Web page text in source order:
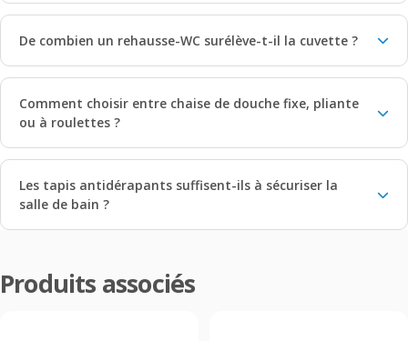
De combien un rehausse-WC surélève-t-il la cuvette ?
Comment choisir entre chaise de douche fixe, pliante
ou à roulettes ?
Les tapis antidérapants suffisent-ils à sécuriser la
salle de bain ?
Produits associés